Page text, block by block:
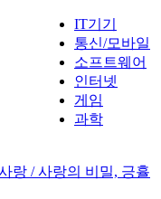
IT기기
통신/모바일
소프트웨어
인터넷
게임
과학
랑 / 사랑의 비밀, 긍휼